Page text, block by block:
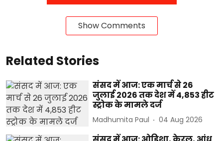
Show Comments
Related Stories
संसद में आज: एक मार्च से 26
जुलाई 2026 तक देश में 4,853 हीट
स्ट्रोक के मामले दर्ज
Madhumita Paul 04 Aug 2026